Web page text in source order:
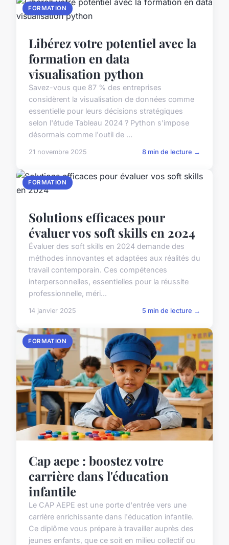
FORMATION
Libérez votre potentiel avec la
formation en data
visualisation python
Savez-vous que 87 % des entreprises
considèrent la visualisation de données comme
essentielle pour leurs décisions stratégiques
selon l'étude Tableau 2024 ? Python s'impose
désormais comme l'outil de ...
21 novembre 2025 8 min de lecture →
FORMATION
Solutions efficaces pour
évaluer vos soft skills en 2024
Évaluer des soft skills en 2024 demande des
méthodes innovantes et adaptées aux réalités du
travail contemporain. Ces compétences
interpersonnelles, essentielles pour la réussite
professionnelle, méri...
14 janvier 2025 5 min de lecture →
FORMATION
Cap aepe : boostez votre
carrière dans l'éducation
infantile
Le CAP AEPE est une porte d'entrée vers une
carrière enrichissante dans l'éducation infantile.
Ce diplôme vous prépare à travailler auprès des
jeunes enfants, que ce soit en milieu collectif ou